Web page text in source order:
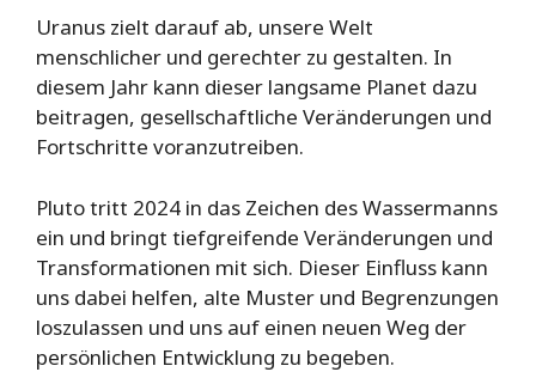
Uranus zielt darauf ab, unsere Welt
menschlicher und gerechter zu gestalten. In
diesem Jahr kann dieser langsame Planet dazu
beitragen, gesellschaftliche Veränderungen und
Fortschritte voranzutreiben.
Pluto tritt 2024 in das Zeichen des Wassermanns
ein und bringt tiefgreifende Veränderungen und
Transformationen mit sich. Dieser Einfluss kann
uns dabei helfen, alte Muster und Begrenzungen
loszulassen und uns auf einen neuen Weg der
persönlichen Entwicklung zu begeben.